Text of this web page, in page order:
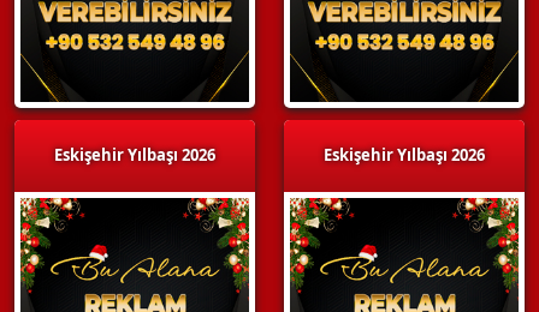
Eskişehir Yılbaşı 2026 Eskişehir Yılbaşı 2026